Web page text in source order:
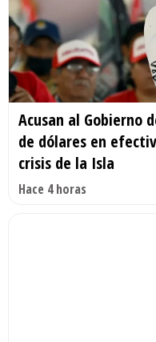
Acusan al Gobierno
de dólares en
crisis de la Isla
Hace 4 horas